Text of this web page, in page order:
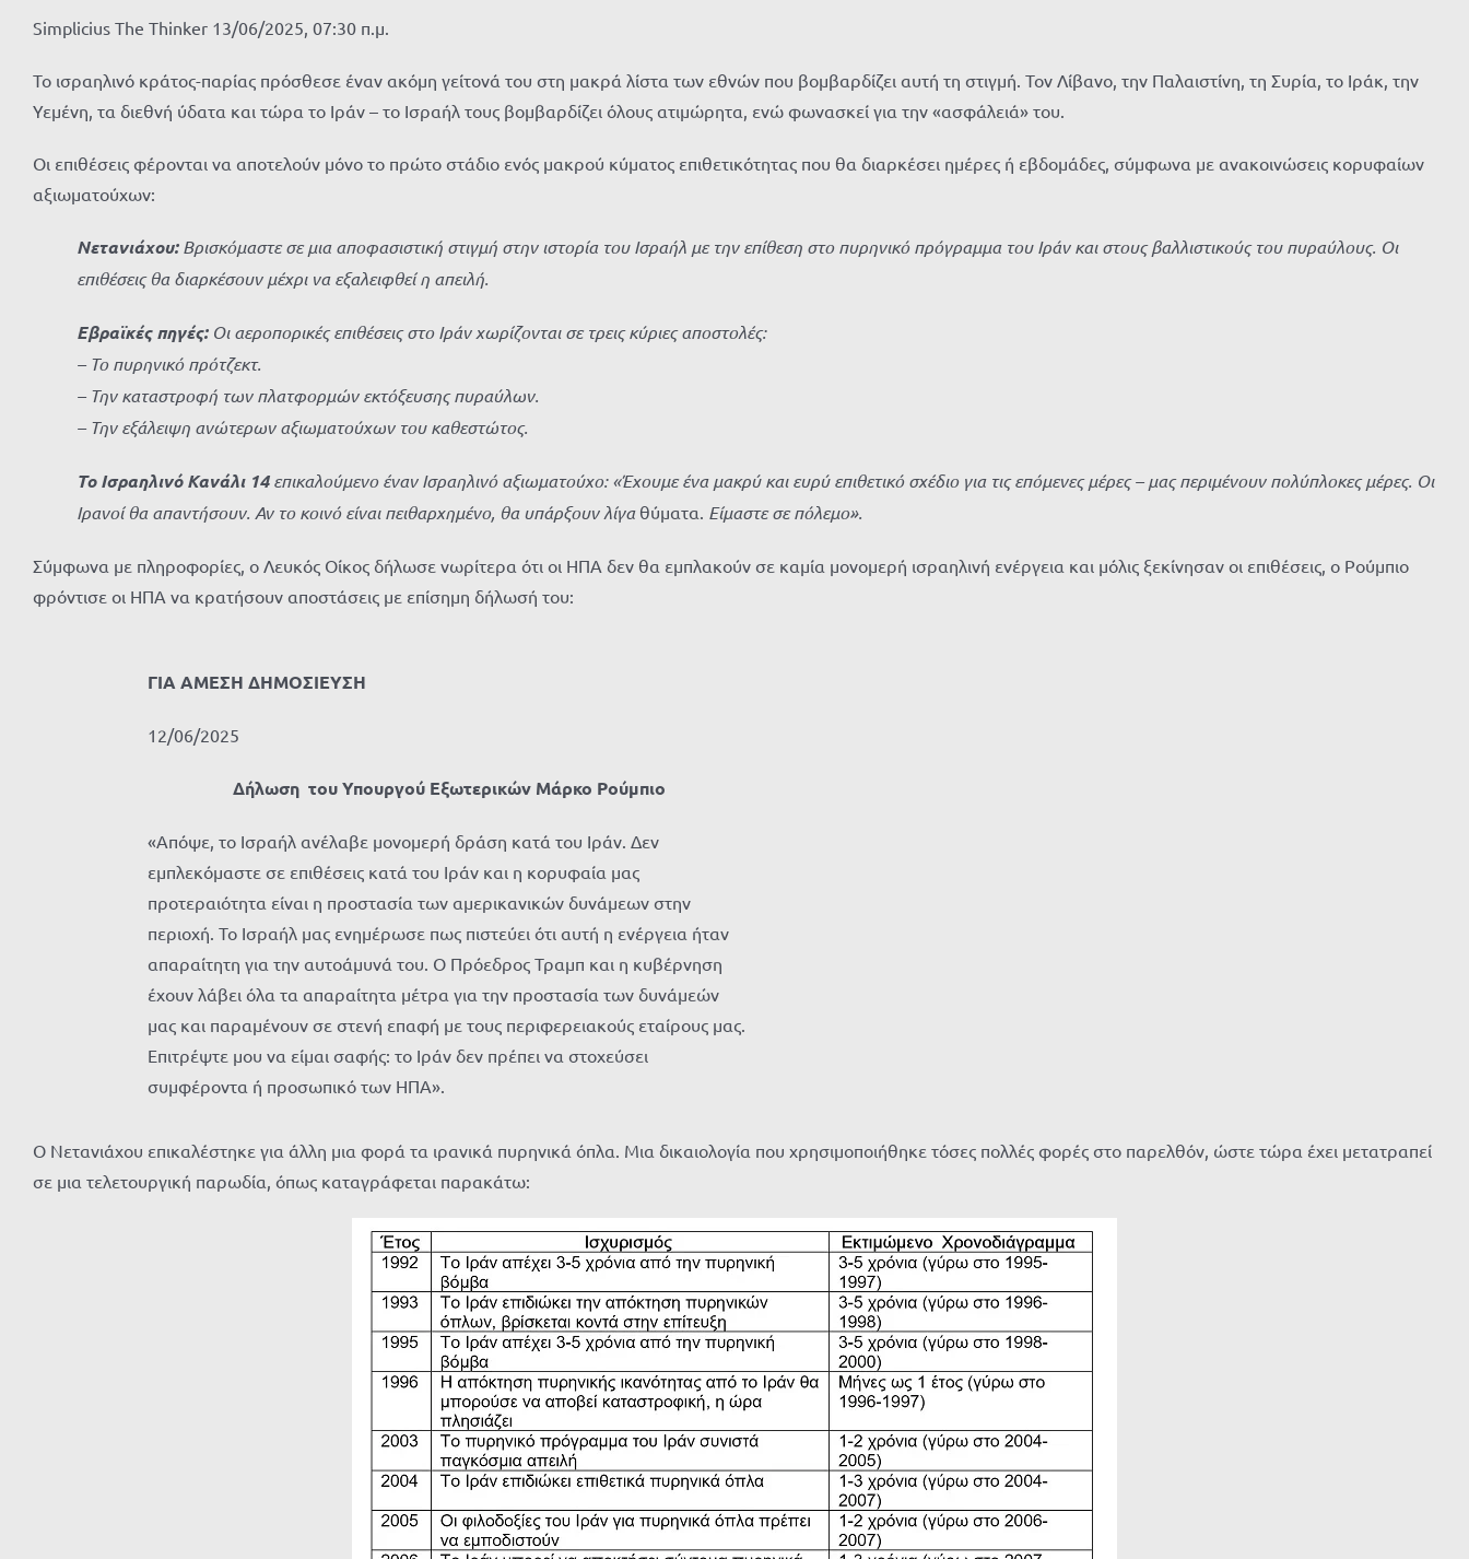
Simplicius The Thinker 13/06/2025, 07:30 π.μ.
Το ισραηλινό κράτος-παρίας πρόσθεσε έναν ακόμη γείτονά του στη μακρά λίστα των εθνών που βομβαρδίζει αυτή τη στιγμή. Τον Λίβανο, την Παλαιστίνη, τη Συρία, το Ιράκ, την
Υεμένη, τα διεθνή ύδατα και τώρα το Ιράν – το Ισραήλ τους βομβαρδίζει όλους ατιμώρητα, ενώ φωνασκεί για την «ασφάλειά» του.
Οι επιθέσεις φέρονται να αποτελούν μόνο το πρώτο στάδιο ενός μακρού κύματος επιθετικότητας που θα διαρκέσει ημέρες ή εβδομάδες, σύμφωνα με ανακοινώσεις κορυφαίων
αξιωματούχων:
Νετανιάχου:Βρισκόμαστε σε μια αποφασιστική στιγμή στην ιστορία του Ισραήλ με την επίθεση στο πυρηνικό πρόγραμμα του Ιράν και στους βαλλιστικούς του πυραύλους. Οι
επιθέσεις θα διαρκέσουν μέχρι να εξαλειφθεί η απειλή.
Εβραϊκές πηγές:Οι αεροπορικές επιθέσεις στο Ιράν χωρίζονται σε τρεις κύριες αποστολές:
– Το πυρηνικό πρότζεκτ.
– Την καταστροφή των πλατφορμών εκτόξευσης πυραύλων.
– Την εξάλειψη ανώτερων αξιωματούχων του καθεστώτος.
Το Ισραηλινό Κανάλι 14επικαλούμενο έναν Ισραηλινό αξιωματούχο: «Έχουμε ένα μακρύ και ευρύ επιθετικό σχέδιο για τις επόμενες μέρες – μας περιμένουν πολύπλοκες μέρες. Οι
Ιρανοί θα απαντήσουν. Αν το κοινό είναι πειθαρχημένο, θα υπάρξουν λίγαθύματα. Είμαστε σε πόλεμο».
Σύμφωνα με πληροφορίες, ο Λευκός Οίκος δήλωσε νωρίτερα ότι οι ΗΠΑ δεν θα εμπλακούν σε καμία μονομερή ισραηλινή ενέργεια και μόλις ξεκίνησαν οι επιθέσεις, ο Ρούμπιο
φρόντισε οι ΗΠΑ να κρατήσουν αποστάσεις με επίσημη δήλωσή του:
ΓΙΑ ΑΜΕΣΗ ΔΗΜΟΣΙΕΥΣΗ
12/06/2025
Δήλωση του Υπουργού Εξωτερικών Μάρκο Ρούμπιο
«Απόψε, το Ισραήλ ανέλαβε μονομερή δράση κατά του Ιράν. Δεν
εμπλεκόμαστε σε επιθέσεις κατά του Ιράν και η κορυφαία μας
προτεραιότητα είναι η προστασία των αμερικανικών δυνάμεων στην
περιοχή. Το Ισραήλ μας ενημέρωσε πως πιστεύει ότι αυτή η ενέργεια ήταν
απαραίτητη για την αυτοάμυνά του. Ο Πρόεδρος Τραμπ και η κυβέρνηση
έχουν λάβει όλα τα απαραίτητα μέτρα για την προστασία των δυνάμεών
μας και παραμένουν σε στενή επαφή με τους περιφερειακούς εταίρους μας.
Επιτρέψτε μου να είμαι σαφής: το Ιράν δεν πρέπει να στοχεύσει
συμφέροντα ή προσωπικό των ΗΠΑ».
Ο Νετανιάχου επικαλέστηκε για άλλη μια φορά τα ιρανικά πυρηνικά όπλα. Μια δικαιολογία που χρησιμοποιήθηκε τόσες πολλές φορές στο παρελθόν, ώστε τώρα έχει μετατραπεί
σε μια τελετουργική παρωδία, όπως καταγράφεται παρακάτω: